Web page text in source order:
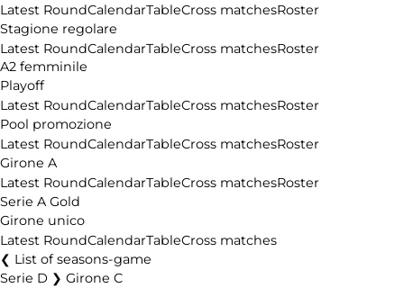
Latest RoundCalendarTableCross matchesRoster
Stagione regolare
Latest RoundCalendarTableCross matchesRoster
A2 femminile
Playoff
Latest RoundCalendarTableCross matchesRoster
Pool promozione
Latest RoundCalendarTableCross matchesRoster
Girone A
Latest RoundCalendarTableCross matchesRoster
Serie A Gold
Girone unico
Latest RoundCalendarTableCross matches
List of seasons-game
Serie D ❯ Girone C